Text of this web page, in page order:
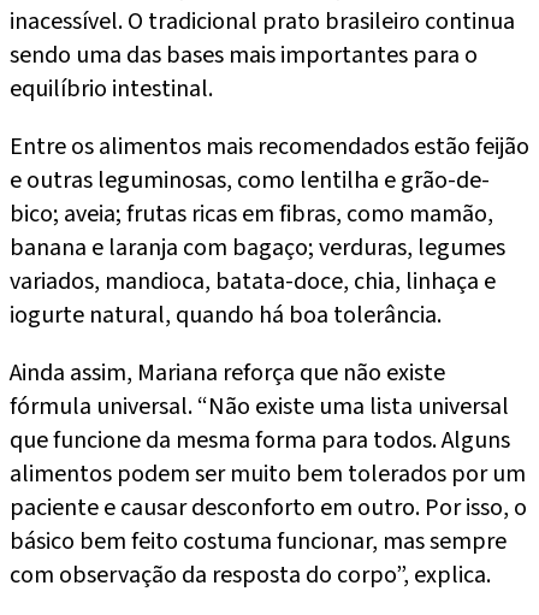
inacessível. O tradicional prato brasileiro continua
sendo uma das bases mais importantes para o
equilíbrio intestinal.
Entre os alimentos mais recomendados estão feijão
e outras leguminosas, como lentilha e grão-de-
bico; aveia; frutas ricas em fibras, como mamão,
banana e laranja com bagaço; verduras, legumes
variados, mandioca, batata-doce, chia, linhaça e
iogurte natural, quando há boa tolerância.
Ainda assim, Mariana reforça que não existe
fórmula universal. “Não existe uma lista universal
que funcione da mesma forma para todos. Alguns
alimentos podem ser muito bem tolerados por um
paciente e causar desconforto em outro. Por isso, o
básico bem feito costuma funcionar, mas sempre
com observação da resposta do corpo”, explica.